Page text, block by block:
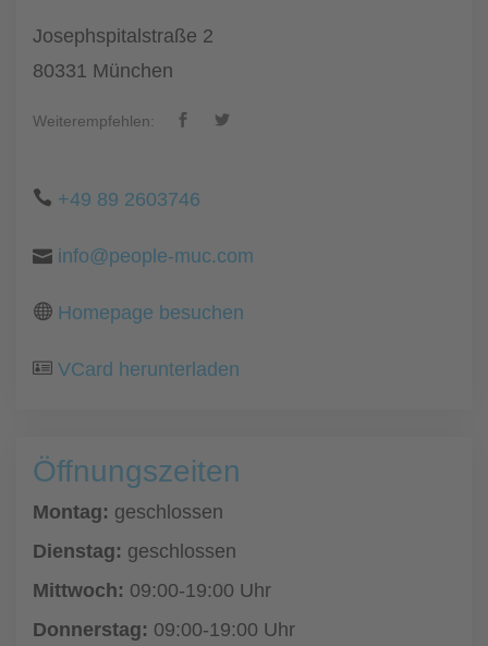
Josephspitalstraße 2
80331 München
Weiterempfehlen:
+49 89 2603746
info@people-muc.com
Homepage besuchen
VCard herunterladen
Öffnungszeiten
Montag: geschlossen
Dienstag: geschlossen
Mittwoch: 09:00-19:00 Uhr
Donnerstag: 09:00-19:00 Uhr